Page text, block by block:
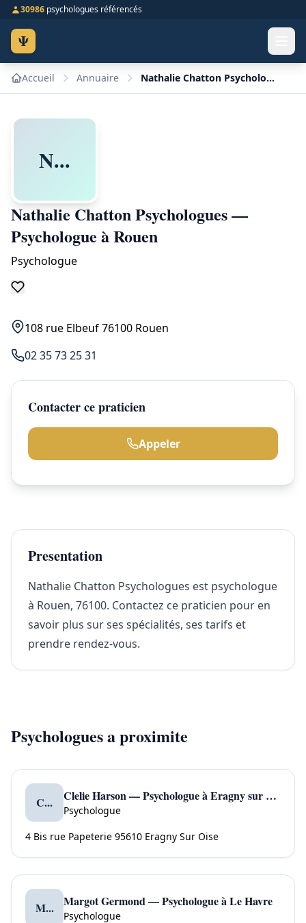
30986 psychologues référencés
Ψ
Accueil Annuaire Nathalie Chatton Psychologues — Psychologue à Rouen
N...
Nathalie Chatton Psychologues —
Psychologue à Rouen
Psychologue
108 rue Elbeuf 76100 Rouen
02 35 73 25 31
Contacter ce praticien
Appeler
Presentation
Nathalie Chatton Psychologues est psychologue
à Rouen, 76100. Contactez ce praticien pour en
savoir plus sur ses spécialités, ses tarifs et
prendre rendez-vous.
Psychologues a proximite
C... Clelie Harson — Psychologue à Eragny sur Oise
Psychologue
4 Bis rue Papeterie 95610 Eragny Sur Oise
M... Margot Germond — Psychologue à Le Havre
Psychologue